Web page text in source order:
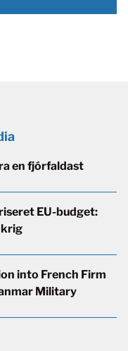
en fjórfaldast
EU-budget:
krig
into French Firm
Military